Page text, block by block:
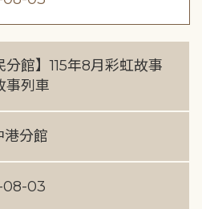
分館】115年8月彩虹故事
事列車
港分館
03